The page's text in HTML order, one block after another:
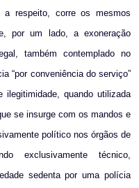
respeito, corre os mesmos
por um lado, a exoneração
também contemplado no
“por conveniência do serviço”
ilegitimidade, quando utilizada
se insurge com os mandos e
político nos órgãos de
exclusivamente técnico,
sedenta por uma polícia